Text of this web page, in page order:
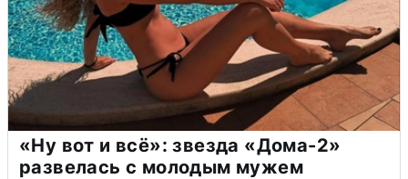
«Ну вот и всё»: звезда «Дома-2»
развелась с молодым мужем